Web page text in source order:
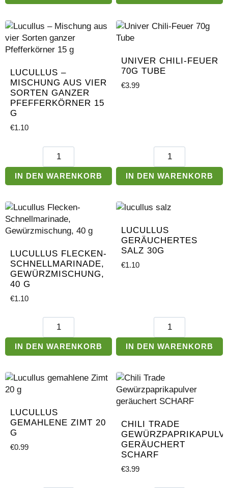
Paprikapulver
100g
Menge
Paprika
mild
LUCULLUS –
MISCHUNG AUS VIER
SORTEN GANZER
PFEFFERKÖRNER 15
G
€1.10
Lucullus
Mischung
aus
Sorten
ganzer
Pfefferkörner
g
Menge
IN DEN WARENKORB
UNIVER CHILI-FEUER
70G TUBE
€3.99
Univer
Feuer
70g
Menge
IN DEN WARENKORB
LUCULLUS FLECKEN-
SCHNELLMARINADE,
GEWÜRZMISCHUNG,
40 G
€1.10
Lucullus
Flecken-
Schnellmarinade,
Gewürzmischung,
g
IN DEN WARENKORB
LUCULLUS
GERÄUCHERTES
SALZ 30G
€1.10
Lucullus
Geräuchertes
Salz
30g
IN DEN WARENKORB
LUCULLUS
GEMAHLENE ZIMT 20
G
€0.99
CHILI TRADE
GERÄUCHERT
SCHARF
€3.99